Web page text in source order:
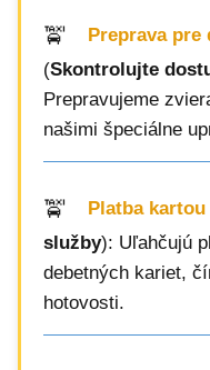
Preprava pre
(Skontrolujte
Prepravujeme
našimi špeciálne
Platba kartou
služby): Uľahčujú
debetných kariet,
hotovosti.